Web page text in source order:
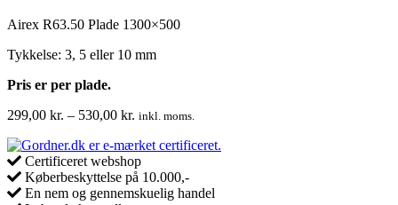
Airex R63.50 Plade 1300×500
Tykkelse: 3, 5 eller 10 mm
Pris er per plade.
299,00 kr. – 530,00 kr. Prisinterval:
til
530,00 kr.
inkl. moms.
Certificeret webshop
Køberbeskyttelse på 10.000,-
En nem og gennemskuelig handel